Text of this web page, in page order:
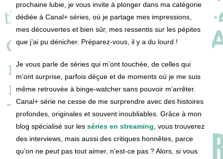
prochaine lubie, je vous invite à plonger dans ma catégorie
dédiée à Canal+ séries, où je partage mes impressions,
mes découvertes et bien sûr, mes ressentis sur les pépites
que j’ai pu dénicher. Préparez-vous, il y a du lourd !
Je vous parle de séries qui m’ont touchée, de celles qui
m’ont surprise, parfois déçue et de moments où je me suis
même retrouvée à binge-watcher sans pouvoir m’arrêter.
Canal+ série ne cesse de me surprendre avec des histoires
profondes, originales et souvent inoubliables. Grâce à mon
blog spécialisé sur lesséries en streaming , vous trouverez
des interviews, mais aussi des critiques honnêtes, parce
qu’on ne peut pas tout aimer, n’est-ce pas ? Alors, si vous